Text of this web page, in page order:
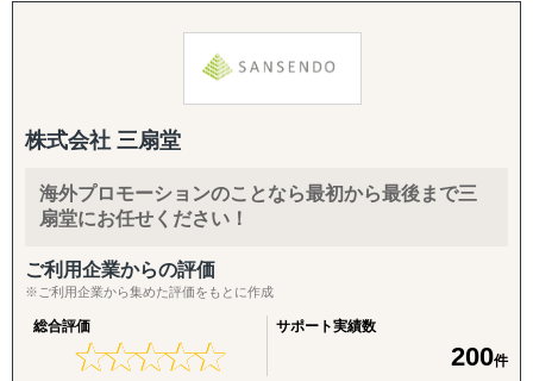
目的：海外現地を理解し、事業の成功可能性を高める
↳ 市場概況・規制調査
↳ 競合調査
↳ 現地視察の企画・アテンド
『集客活動チーム』
目的：海外現地で“売れる”ためのマーケティング活動を確
↳ 多言語サイト制作
↳ EC運用
BtoB領域に強みを持ち、中堅・大企業の海外進出をデジタ
ルで支援する会社です。
HubSpot、SalesforceなどのCRM・MA・SFAの知見を活か
し、戦略設計から実行・改善まで伴走し、リード創出と事
業成長に貢献します。
【業務内容】
・海外用WEBサイトの構築・運用（多言語対応可）
・海外広告運用
・自社サイト分析・競合サイト分析・市場分析（海外）
・HubSpotを用いた海外マーケティング支援
【ご提供できるサービス】
株式会社 三扇堂
海外プロモーションのことなら最初から最後まで三
扇堂にお任せください！
ご利用企業からの評価
※ご利用企業から集めた評価をもとに作成
総合評価
★★★★★
★★★★★
サポート実績数
200件